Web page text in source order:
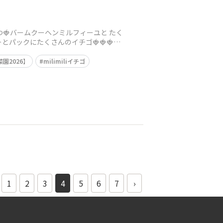
バームクーヘンミルフィーユと たく
パックにたくさんのイチゴ🍓🍓🍓🍓
2026】
milimiliイチゴ
1 2 3 4 5 6 7 ›